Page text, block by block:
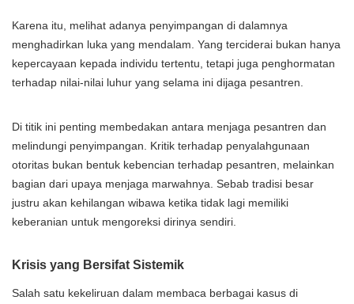
Karena itu, melihat adanya penyimpangan di dalamnya
menghadirkan luka yang mendalam. Yang terciderai bukan hanya
kepercayaan kepada individu tertentu, tetapi juga penghormatan
terhadap nilai-nilai luhur yang selama ini dijaga pesantren.
Di titik ini penting membedakan antara menjaga pesantren dan
melindungi penyimpangan. Kritik terhadap penyalahgunaan
otoritas bukan bentuk kebencian terhadap pesantren, melainkan
bagian dari upaya menjaga marwahnya. Sebab tradisi besar
justru akan kehilangan wibawa ketika tidak lagi memiliki
keberanian untuk mengoreksi dirinya sendiri.
Krisis yang Bersifat Sistemik
Salah satu kekeliruan dalam membaca berbagai kasus di